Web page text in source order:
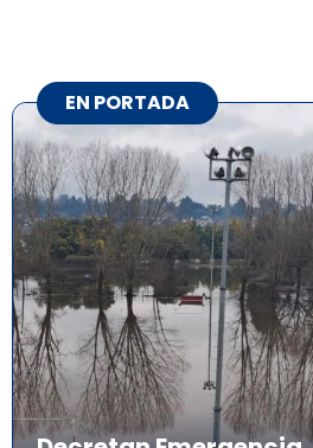
EN PORTADA